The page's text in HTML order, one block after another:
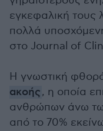
εγκεφαλική τους
πολλά
στο Journal of
Η γνωστική
ακοής, η οποία
ανθρώπων άνω
από το 70%